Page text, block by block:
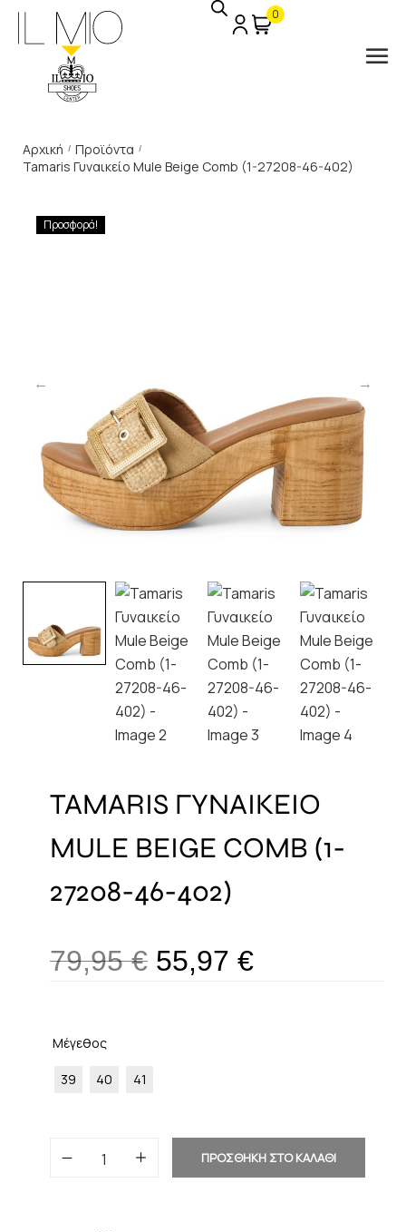
0
Αρχική / Προϊόντα /
Tamaris Γυναικείο Mule Beige Comb (1-27208-46-402)
Προσφορά!
TAMARIS ΓΥΝΑΙΚΕΙΟ
MULE BEIGE COMB (1-
27208-46-402)
79,95€ 55,97 €
Μέγεθος
39 40 41
ΠΡΟΣΘΗΚΗ ΣΤΟ ΚΑΛΑΘΙ